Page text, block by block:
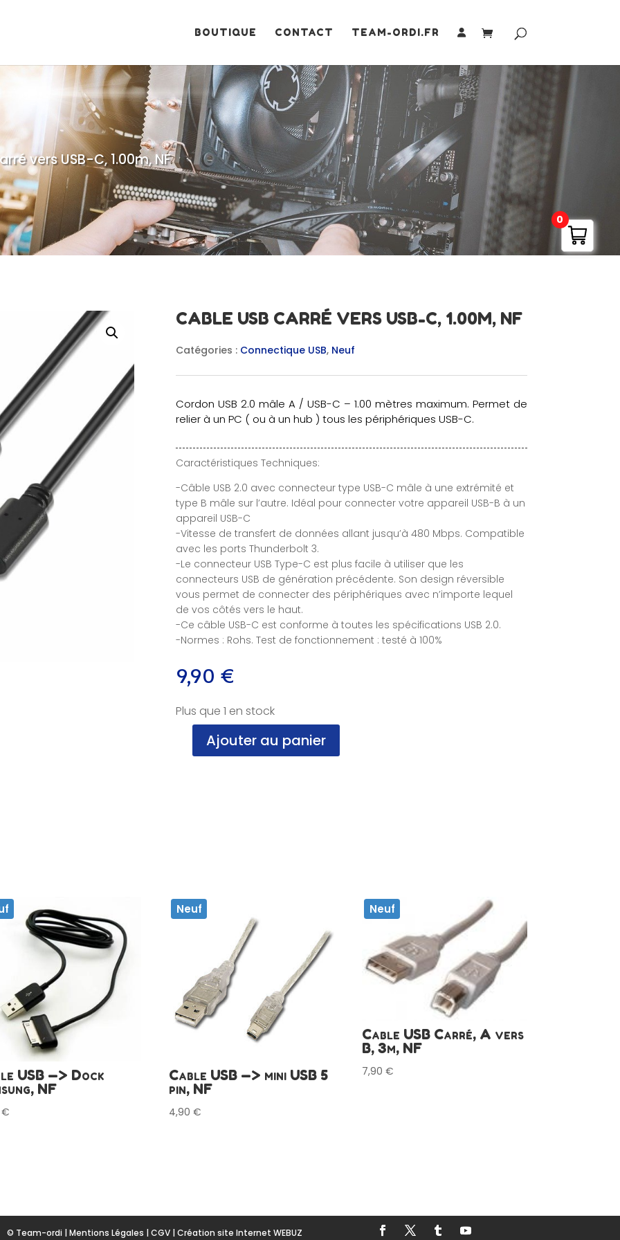
BOUTIQUE CONTACT TEAM-ORDI.FR
vers USB-C, 1.00m, NF
CABLE USB CARRÉ VERS USB-C, 1.00M, NF
Catégories : Connectique USB, Neuf
Cordon USB 2.0 mâle A / USB-C – 1.00 mètres maximum. Permet de
relier à un PC ( ou à un hub ) tous les périphériques USB-C.
Caractéristiques Techniques:
-Câble USB 2.0 avec connecteur type USB-C mâle à une extrémité et
type B mâle sur l’autre. Idéal pour connecter votre appareil USB-B à un
appareil USB-C
-Vitesse de transfert de données allant jusqu’à 480 Mbps. Compatible
avec les ports Thunderbolt 3.
-Le connecteur USB Type-C est plus facile à utiliser que les
connecteurs USB de génération précédente. Son design réversible
vous permet de connecter des périphériques avec n’importe lequel
de vos côtés vers le haut.
-Ce câble USB-C est conforme à toutes les spécifications USB 2.0.
-Normes : Rohs. Test de fonctionnement : testé à 100%
9,90 €
Plus que 1 en stock
quantitéAjouter au panier
USB —> Dock
NF
€
Neuf
Cable USB —> mini USB 5
pin, NF
4,90€
Neuf
Cable USB Carré, A vers
B, 3m, NF
7,90€
© Team-ordi |Mentions Légales |CGV |Création site Internet WEBUZ
0